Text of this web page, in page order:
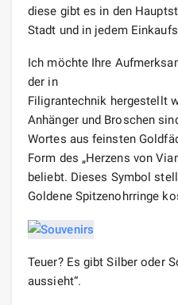
diese gibt es in den
Stadt und in jedem
Ich möchte Ihre
der in
Filigrantechnik hergestellt
Anhänger und Broschen
Wortes aus feinsten
Form des „Herzens von
beliebt. Dieses Symbol
Goldene Spitzenohrringe
Teuer? Es gibt Silber oder
aussieht“.